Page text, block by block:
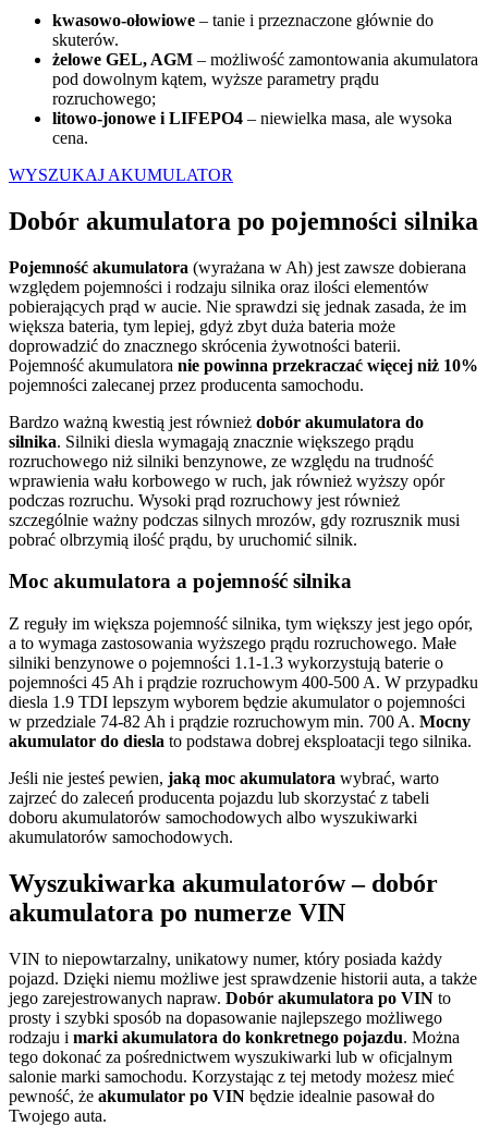
kwasowo-ołowiowe – tanie i przeznaczone głównie do
skuterów.
żelowe GEL, AGM – możliwość zamontowania akumulatora
pod dowolnym kątem, wyższe parametry prądu
rozruchowego;
litowo-jonowe i LIFEPO4 – niewielka masa, ale wysoka
cena.
WYSZUKAJ AKUMULATOR
Dobór akumulatora po pojemności silnika
Pojemność akumulatora (wyrażana w Ah) jest zawsze dobierana
względem pojemności i rodzaju silnika oraz ilości elementów
pobierających prąd w aucie. Nie sprawdzi się jednak zasada, że im
większa bateria, tym lepiej, gdyż zbyt duża bateria może
doprowadzić do znacznego skrócenia żywotności baterii.
Pojemność akumulatora nie powinna przekraczać więcej niż 10%
pojemności zalecanej przez producenta samochodu.
Bardzo ważną kwestią jest również dobór akumulatora do
silnika. Silniki diesla wymagają znacznie większego prądu
rozruchowego niż silniki benzynowe, ze względu na trudność
wprawienia wału korbowego w ruch, jak również wyższy opór
podczas rozruchu. Wysoki prąd rozruchowy jest również
szczególnie ważny podczas silnych mrozów, gdy rozrusznik musi
pobrać olbrzymią ilość prądu, by uruchomić silnik.
Moc akumulatora a pojemność silnika
Z reguły im większa pojemność silnika, tym większy jest jego opór,
a to wymaga zastosowania wyższego prądu rozruchowego. Małe
silniki benzynowe o pojemności 1.1-1.3 wykorzystują baterie o
pojemności 45 Ah i prądzie rozruchowym 400-500 A. W przypadku
diesla 1.9 TDI lepszym wyborem będzie akumulator o pojemności
w przedziale 74-82 Ah i prądzie rozruchowym min. 700 A. Mocny
akumulator do diesla to podstawa dobrej eksploatacji tego silnika.
Jeśli nie jesteś pewien, jaką moc akumulatora wybrać, warto
zajrzeć do zaleceń producenta pojazdu lub skorzystać z tabeli
doboru akumulatorów samochodowych albo wyszukiwarki
akumulatorów samochodowych.
Wyszukiwarka akumulatorów – dobór
akumulatora po numerze VIN
VIN to niepowtarzalny, unikatowy numer, który posiada każdy
pojazd. Dzięki niemu możliwe jest sprawdzenie historii auta, a także
jego zarejestrowanych napraw. Dobór akumulatora po VIN to
prosty i szybki sposób na dopasowanie najlepszego możliwego
rodzaju i marki akumulatora do konkretnego pojazdu. Można
tego dokonać za pośrednictwem wyszukiwarki lub w oficjalnym
salonie marki samochodu. Korzystając z tej metody możesz mieć
pewność, że akumulator po VIN będzie idealnie pasował do
Twojego auta.